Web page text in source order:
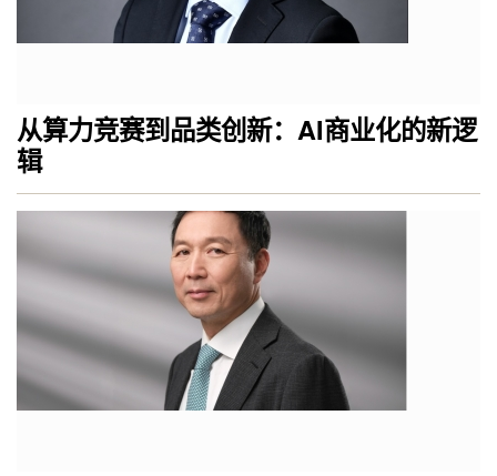
从算力竞赛到品类创新：AI商业化的新逻
辑